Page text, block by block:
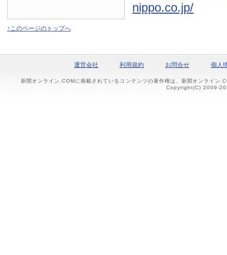
nippo.co.jp/
↑このページのトップへ
運営会社 利用規約 お問合せ 個人
新聞オンライン.COMに掲載されているコンテンツの著作権は、新聞オンライン
Copyright(C) 2009-